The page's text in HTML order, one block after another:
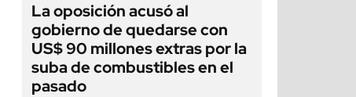
La oposición acusó al
gobierno de quedarse con
US$ 90 millones extras por la
suba de combustibles en el
pasado